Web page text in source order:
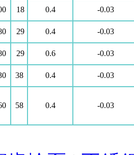
18 0.4
-0.03
29 0.4
-0.03
29 0.6
-0.03
38 0.4 -0.03
58 0.4 -0.03